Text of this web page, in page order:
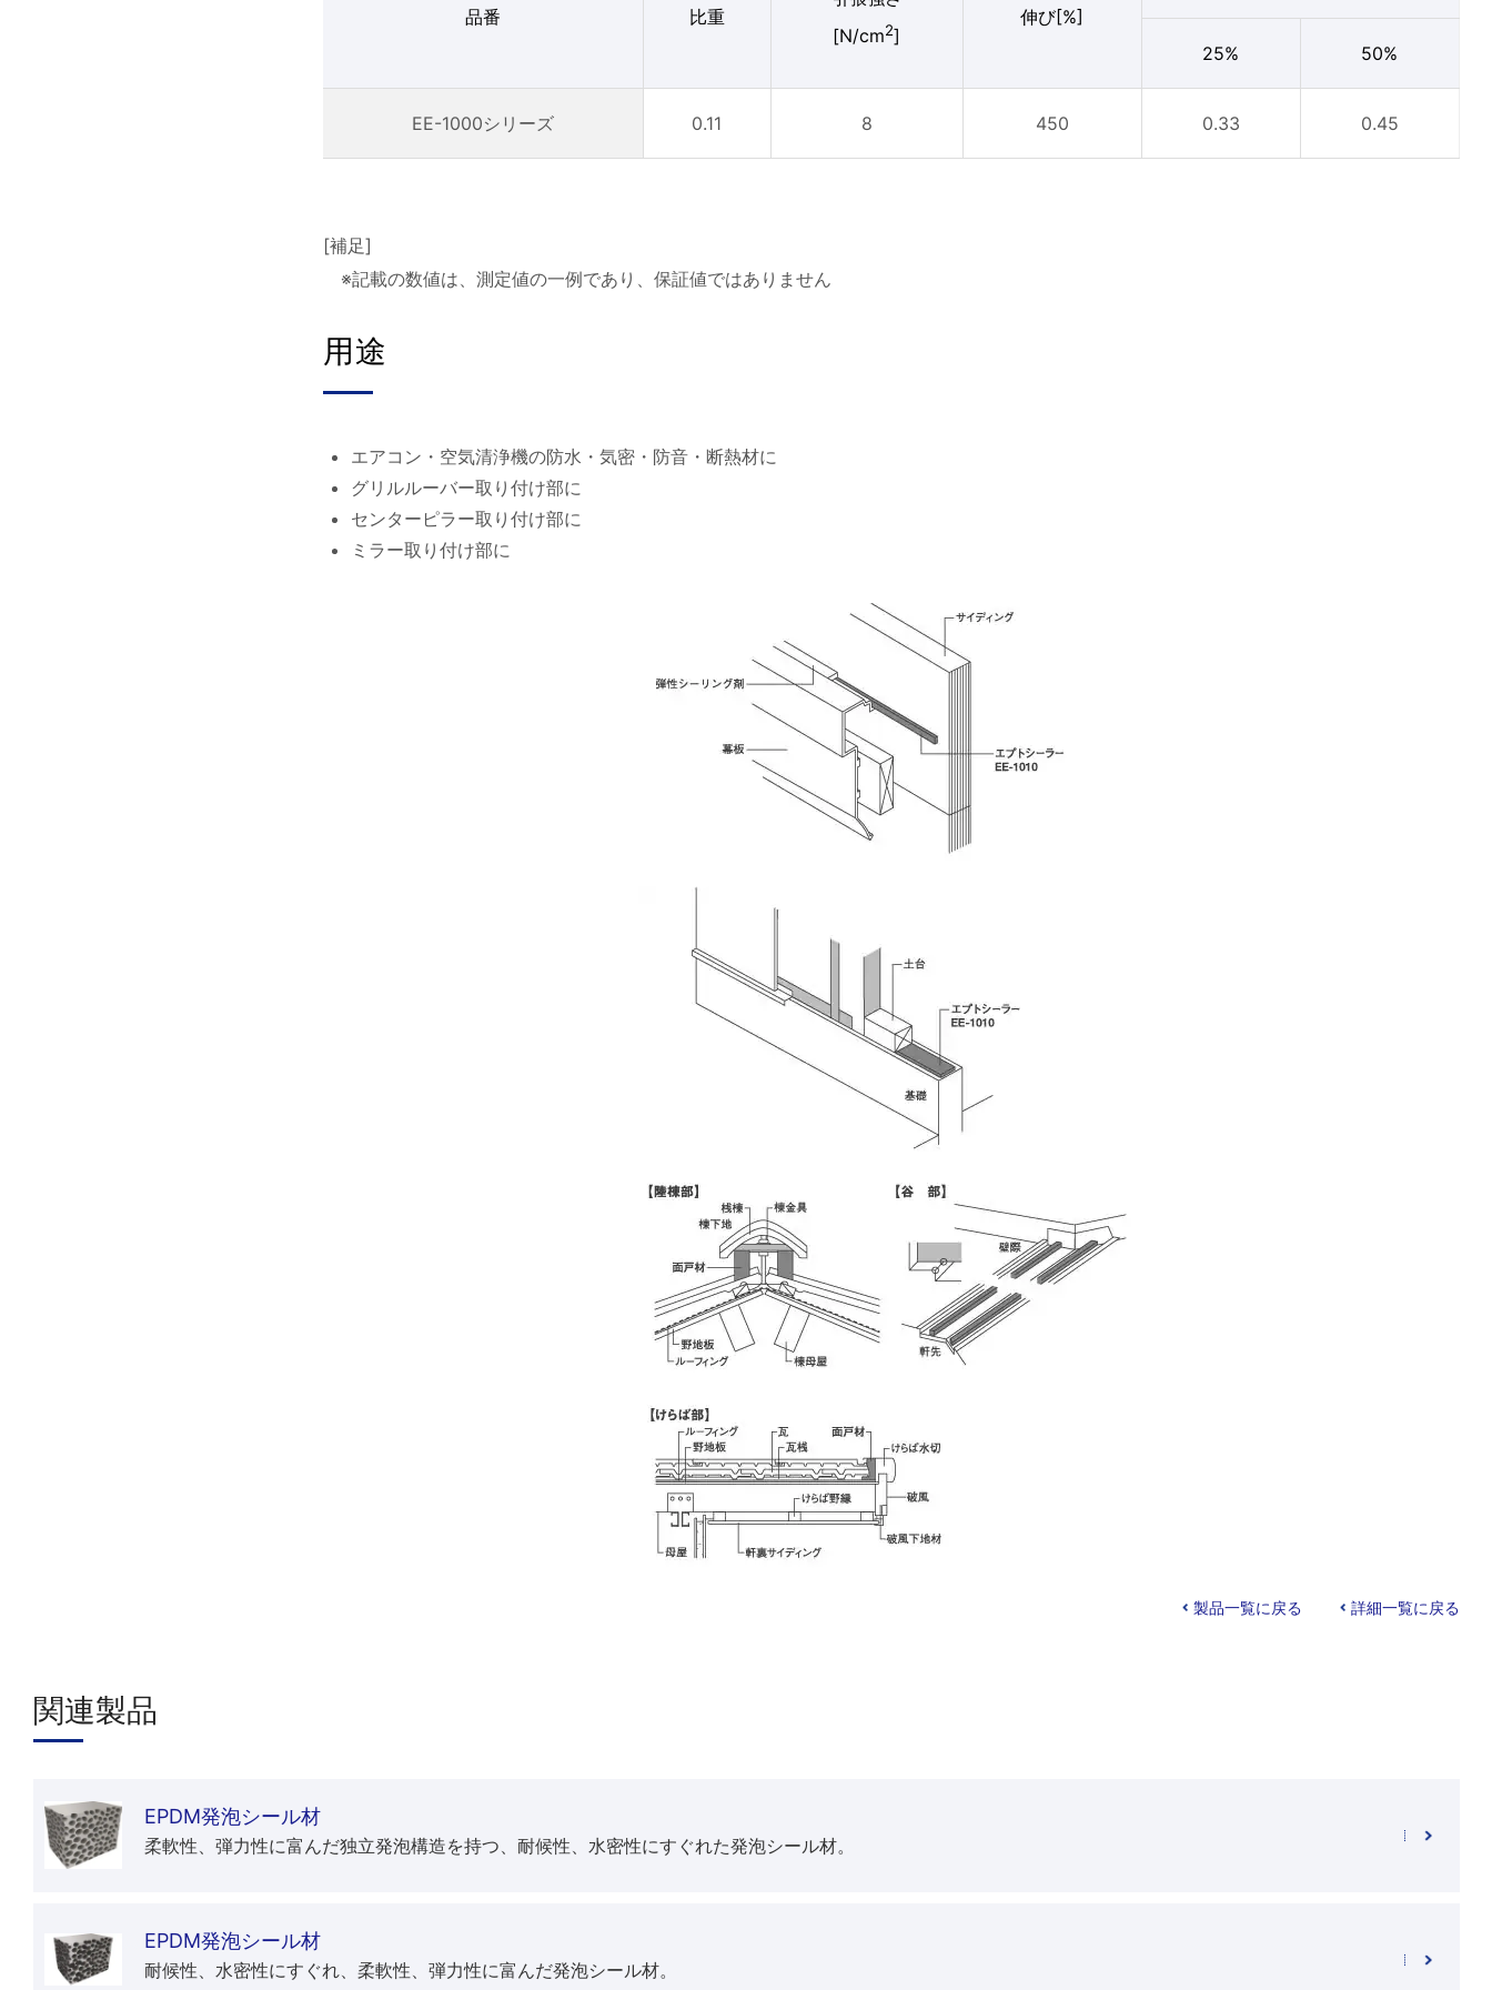
品番 比重
[N/cm2]
伸び[%]
25%
50%
EE-1000シリーズ 0.11 8 450 0.33 0.45
[補足]
※記載の数値は、測定値の一例であり、保証値ではありません
用途
エアコン・空気清浄機の防水・気密・防音・断熱材に
グリルルーバー取り付け部に
センターピラー取り付け部に
ミラー取り付け部に
製品一覧に戻る 詳細一覧に戻る
関連製品
EPDM発泡シール材
柔軟性、弾力性に富んだ独立発泡構造を持つ、耐候性、水密性にすぐれた発泡シール材。
EPDM発泡シール材
耐候性、水密性にすぐれ、柔軟性、弾力性に富んだ発泡シール材。